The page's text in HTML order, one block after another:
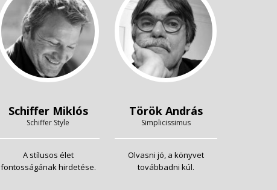
Schiffer Miklós
Schiffer Style
A stílusos élet
fontosságának hirdetése.
Török András
Simplicissimus
Olvasni jó, a könyvet
továbbadni kúl.